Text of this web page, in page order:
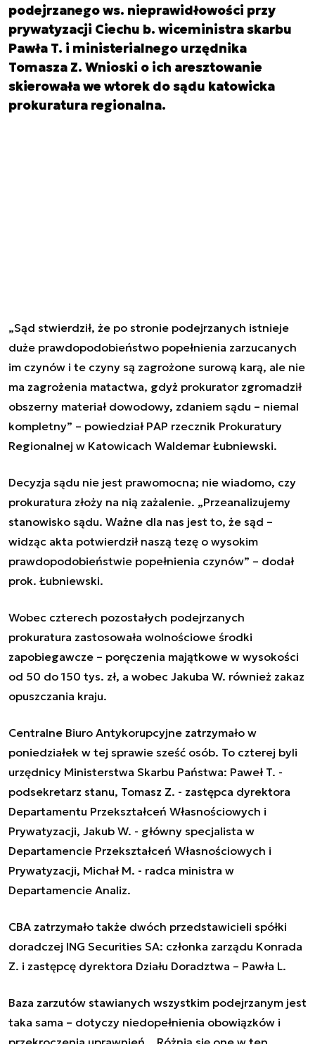
podejrzanego ws. nieprawidłowości przy
prywatyzacji Ciechu b. wiceministra skarbu
Pawła T. i ministerialnego urzędnika
Tomasza Z. Wnioski o ich aresztowanie
skierowała we wtorek do sądu katowicka
prokuratura regionalna.
„Sąd stwierdził, że po stronie podejrzanych istnieje
duże prawdopodobieństwo popełnienia zarzucanych
im czynów i te czyny są zagrożone surową karą, ale nie
ma zagrożenia matactwa, gdyż prokurator zgromadził
obszerny materiał dowodowy, zdaniem sądu – niemal
kompletny” – powiedział PAP rzecznik Prokuratury
Regionalnej w Katowicach Waldemar Łubniewski.
Decyzja sądu nie jest prawomocna; nie wiadomo, czy
prokuratura złoży na nią zażalenie. „Przeanalizujemy
stanowisko sądu. Ważne dla nas jest to, że sąd –
widząc akta potwierdził naszą tezę o wysokim
prawdopodobieństwie popełnienia czynów” – dodał
prok. Łubniewski.
Wobec czterech pozostałych podejrzanych
prokuratura zastosowała wolnościowe środki
zapobiegawcze – poręczenia majątkowe w wysokości
od 50 do 150 tys. zł, a wobec Jakuba W. również zakaz
opuszczania kraju.
Centralne Biuro Antykorupcyjne zatrzymało w
poniedziałek w tej sprawie sześć osób. To czterej byli
urzędnicy Ministerstwa Skarbu Państwa: Paweł T. -
podsekretarz stanu, Tomasz Z. - zastępca dyrektora
Departamentu Przekształceń Własnościowych i
Prywatyzacji, Jakub W. - główny specjalista w
Departamencie Przekształceń Własnościowych i
Prywatyzacji, Michał M. - radca ministra w
Departamencie Analiz.
CBA zatrzymało także dwóch przedstawicieli spółki
doradczej ING Securities SA: członka zarządu Konrada
Z. i zastępcę dyrektora Działu Doradztwa – Pawła L.
Baza zarzutów stawianych wszystkim podejrzanym jest
taka sama – dotyczy niedopełnienia obowiązków i